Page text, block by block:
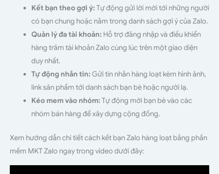
Kết bạn theo gợi ý:Tự động gửi lời mời tới những người
có bạn chung hoặc nằm trong danh sách gợi ý của Zalo.
Quản lý đa tài khoản:Hỗ trợ đăng nhập và điều khiển
hàng trăm tài khoản Zalo cùng lúc trên một giao diện
duy nhất.
Tự động nhắn tin:Gửi tin nhắn hàng loạt kèm hình ảnh,
link sản phẩm tới danh sách bạn bè hoặc người lạ.
Kéo mem vào nhóm:Tự động mời bạn bè vào các
nhóm bán hàng để xây dựng cộng đồng.
Xem hướng dẫn chi tiết cách kết bạn Zalo hàng loạt bằng phần
mềm MKT Zalo ngay trong video dưới đây: